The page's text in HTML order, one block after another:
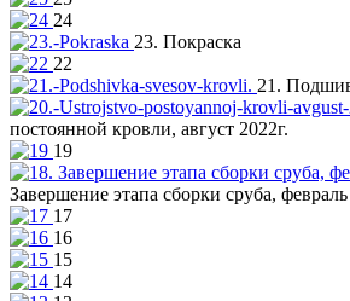
24
23. Покраска
22
21.
постоянной кровли, август 2022г.
19
Завершение этапа сборки сруба, февраль
17
16
15
14